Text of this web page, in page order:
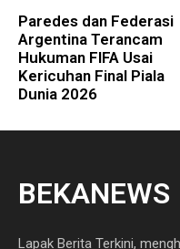
Paredes dan Federasi
Argentina Terancam
Hukuman FIFA Usai
Kericuhan Final Piala
Dunia 2026
BEKANEWS
Lapak Berita Terkini,